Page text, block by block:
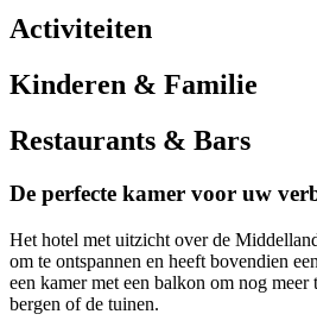
Activiteiten
Kinderen & Familie
Restaurants & Bars
De perfecte kamer voor uw
Het hotel met uitzicht over de
om te ontspannen en heeft bovendien
een kamer met een balkon om nog meer
bergen of de tuinen.